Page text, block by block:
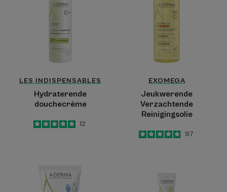
LES INDISPENSABLES
Hydraterende
douchecrème
5
/5
12
EXOMEGA
Jeukwerende
Verzachtende
Reinigingsolie
4.9
/5
97
crème
–